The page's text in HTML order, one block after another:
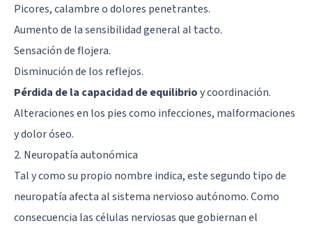
Picores, calambre o dolores penetrantes.
Aumento de la sensibilidad general al tacto.
Sensación de flojera.
Disminución de los reflejos.
Pérdida de la capacidad de equilibrioy coordinación.
Alteraciones en los pies como infecciones, malformaciones
y dolor óseo.
2. Neuropatía autonómica
Tal y como su propio nombre indica, este segundo tipo de
neuropatía afecta alsistema nervioso autónomo. Como
consecuencia las células nerviosas que gobiernan el